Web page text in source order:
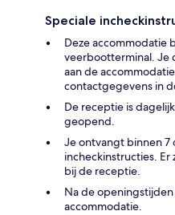
Speciale
Deze accommodatie
veerbootterminal. Je
aan de
contactgegevens in
De receptie is
geopend.
Je ontvangt binnen 7
incheckinstructies.
bij de receptie.
Na de
accommodatie.